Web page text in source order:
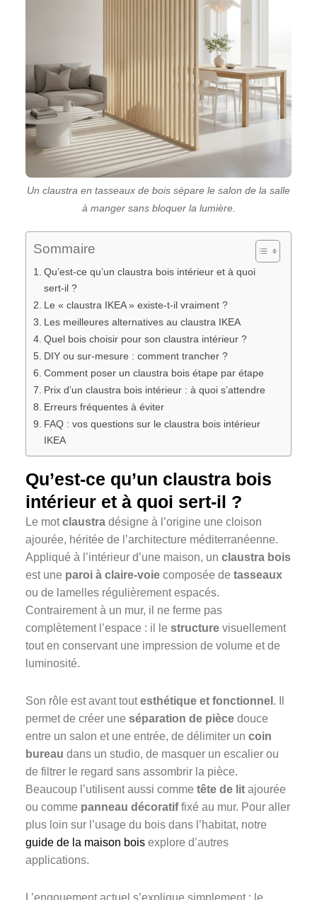
Un claustra en tasseaux de bois sépare le salon de la salle
à manger sans bloquer la lumière.
Sommaire
Qu’est-ce qu’un claustra bois intérieur et à quoi
sert-il ?
Le « claustra IKEA » existe-t-il vraiment ?
Les meilleures alternatives au claustra IKEA
Quel bois choisir pour son claustra intérieur ?
DIY ou sur-mesure : comment trancher ?
Comment poser un claustra bois étape par étape
Prix d’un claustra bois intérieur : à quoi s’attendre
Erreurs fréquentes à éviter
FAQ : vos questions sur le claustra bois intérieur
IKEA
Qu’est-ce qu’un claustra bois
intérieur et à quoi sert-il ?
Le motclaustra désigne à l’origine une cloison
ajourée, héritée de l’architecture méditerranéenne.
Appliqué à l’intérieur d’une maison, un claustra bois
est une paroi à claire-voie composée de tasseaux
ou de lamelles régulièrement espacés.
Contrairement à un mur, il ne ferme pas
complètement l’espace : il le structure visuellement
tout en conservant une impression de volume et de
luminosité.
Son rôle est avant toutesthétique et fonctionnel . Il
permet de créer une séparation de pièce douce
entre un salon et une entrée, de délimiter un coin
bureau dans un studio, de masquer un escalier ou
de filtrer le regard sans assombrir la pièce.
Beaucoup l’utilisent aussi comme tête de lit ajourée
ou comme panneau décoratiffixé au mur. Pour aller
plus loin sur l’usage du bois dans l’habitat, notre
guide de la maison bois explore d’autres
applications.